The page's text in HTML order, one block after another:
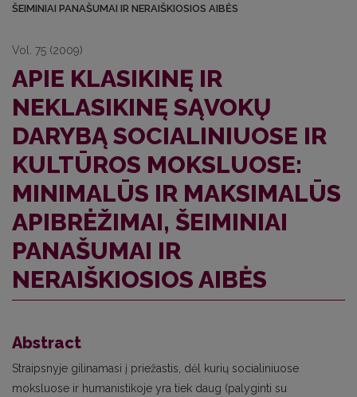
ŠEIMINIAI PANAŠUMAI IR NERAIŠKIOSIOS AIBĖS
Vol. 75 (2009)
APIE KLASIKINĘ IR
NEKLASIKINĘ SĄVOKŲ
DARYBĄ SOCIALINIUOSE IR
KULTŪROS MOKSLUOSE:
MINIMALŪS IR MAKSIMALŪS
APIBRĖŽIMAI, ŠEIMINIAI
PANAŠUMAI IR
NERAIŠKIOSIOS AIBĖS
Abstract
Straipsnyje gilinamasi į priežastis, dėl kurių socialiniuose
moksluose ir humanistikoje yra tiek daug (palyginti su